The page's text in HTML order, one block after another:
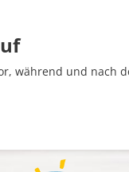
während und nach